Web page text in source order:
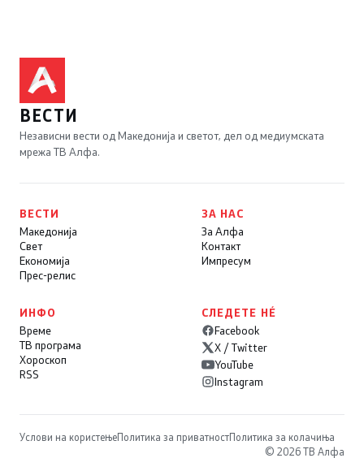
ВЕСТИ
Независни вести од Македонија и светот, дел од медиумската
мрежа ТВ Алфа.
ВЕСТИ
Македонија
Свет
Економија
Прес-релис
ЗА НАС
За Алфа
Контакт
Импресум
ИНФО
Време
ТВ програма
Хороскоп
RSS
СЛЕДЕТЕ НÉ
Facebook
X / Twitter
YouTube
Instagram
Услови на користењеПолитика за приватностПолитика за колачиња
© 2026 ТВ Алфа